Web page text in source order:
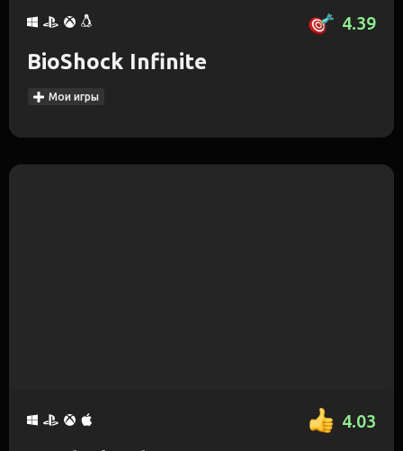
4.39
BioShock Infinite
Мои игры
4.03